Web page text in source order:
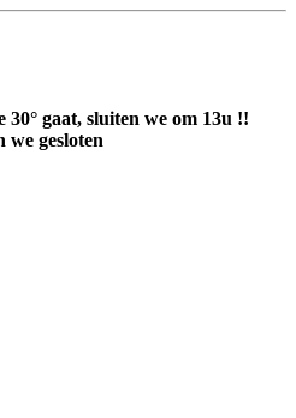
gaat, sluiten we om 13u !!
we gesloten